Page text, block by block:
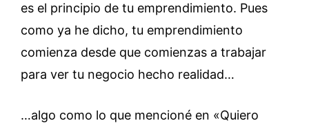
es el principio de tu emprendimiento. Pues
como ya he dicho, tu emprendimiento
comienza desde que comienzas a trabajar
para ver tu negocio hecho realidad…
…algo como lo que mencioné en «Quiero